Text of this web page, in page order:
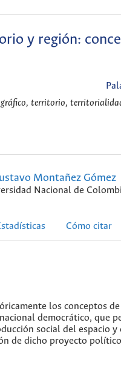
y región:
territorio,
Montañez Gómez
Nacional de
Cómo citar
los conceptos
democrático, que
social del espacio
de dicho proyecto